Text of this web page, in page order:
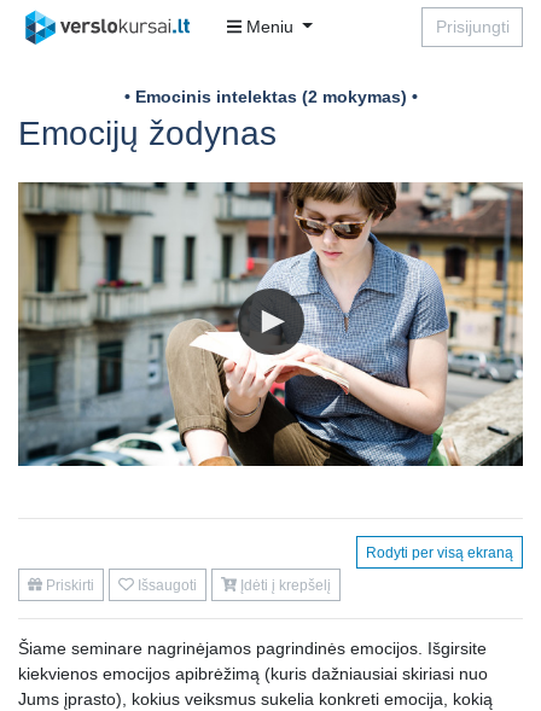
Meniu Prisijungti
• Emocinis intelektas (2 mokymas) •
Emocijų žodynas
Rodyti per visą ekraną
Priskirti
Išsaugoti Įdėti į krepšelį
Šiame seminare nagrinėjamos pagrindinės emocijos. Išgirsite
kiekvienos emocijos apibrėžimą (kuris dažniausiai skiriasi nuo
Jums įprasto), kokius veiksmus sukelia konkreti emocija, kokią